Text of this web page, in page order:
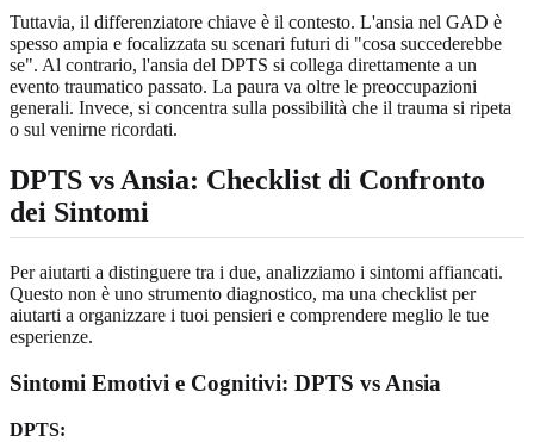
Tuttavia, il differenziatore chiave è il contesto. L'ansia nel GAD è
spesso ampia e focalizzata su scenari futuri di "cosa succederebbe
se". Al contrario, l'ansia del DPTS si collega direttamente a un
evento traumatico passato. La paura va oltre le preoccupazioni
generali. Invece, si concentra sulla possibilità che il trauma si ripeta
o sul venirne ricordati.
DPTS vs Ansia: Checklist di Confronto
dei Sintomi
Per aiutarti a distinguere tra i due, analizziamo i sintomi affiancati.
Questo non è uno strumento diagnostico, ma una checklist per
aiutarti a organizzare i tuoi pensieri e comprendere meglio le tue
esperienze.
Sintomi Emotivi e Cognitivi: DPTS vs Ansia
DPTS: